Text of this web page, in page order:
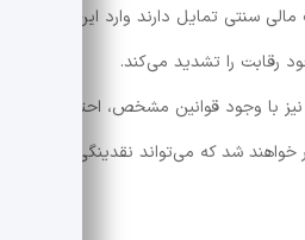
سنتی تمایل دارند وارد این
رقابت را تشدید می‌کند.
با وجود قوانین مشخص، احتمالاً
خواهند شد که می‌تواند نقدینگی را